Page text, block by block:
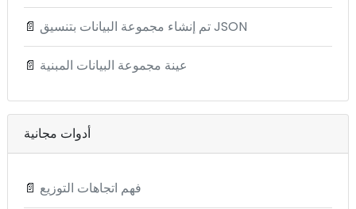
📄 تم إنشاء مجموعة البيانات بتنسيق JSON
📄 عينة مجموعة البيانات المبنية
أدوات مجانية
📄 فهم اتجاهات التوزيع